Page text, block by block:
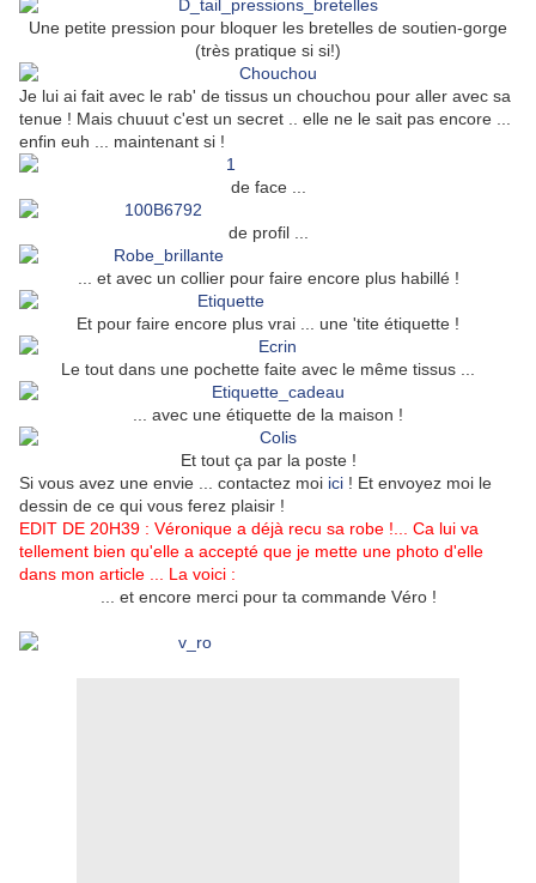
Une petite pression pour bloquer les bretelles de soutien-gorge
(très pratique si si!)
Je lui ai fait avec le rab' de tissus un chouchou pour aller avec sa
tenue ! Mais chuuut c'est un secret .. elle ne le sait pas encore ...
enfin euh ... maintenant si !
de face ...
de profil ...
... et avec un collier pour faire encore plus habillé !
Et pour faire encore plus vrai ... une 'tite étiquette !
Le tout dans une pochette faite avec le même tissus ...
... avec une étiquette de la maison !
Et tout ça par la poste !
Si vous avez une envie ... contactez moi ici ! Et envoyez moi le
dessin de ce qui vous ferez plaisir !
EDIT DE 20H39 : Véronique a déjà recu sa robe !... Ca lui va
tellement bien qu'elle a accepté que je mette une photo d'elle
dans mon article ... La voici :
... et encore merci pour ta commande Véro !